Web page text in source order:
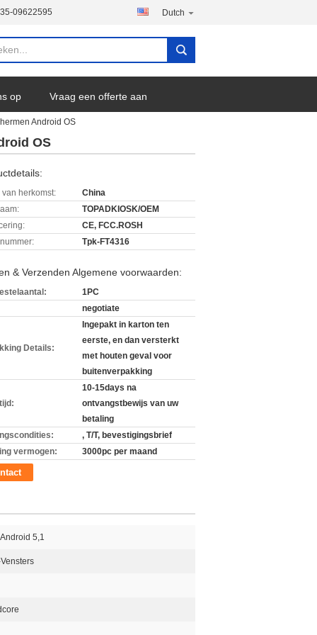
09622595 Dutch
op Vraag een offerte aan
Android OS
OS
van herkomst:
China
TOPADKIOSK/OEM
CE, FCC.ROSH
Tpk-FT4316
& Verzenden Algemene voorwaarden:
1PC
negotiate
Details:
Ingepakt in karton ten
eerste, en dan versterkt
met houten geval voor
buitenverpakking
10-15days na
ontvangstbewijs van uw
betaling
, T/T, bevestigingsbrief
vermogen:
3000pc per maand
5,1